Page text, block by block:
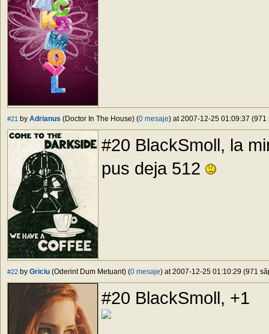
#21 by Adrianus (Doctor In The House) (0 mesaje) at 2007-12-25 01:09:37 (971
#20 BlackSmoll, la
pus deja 512
#22 by Griciu (Oderint Dum Metuant) (0 mesaje) at 2007-12-25 01:10:29 (971
#20 BlackSmoll, +1